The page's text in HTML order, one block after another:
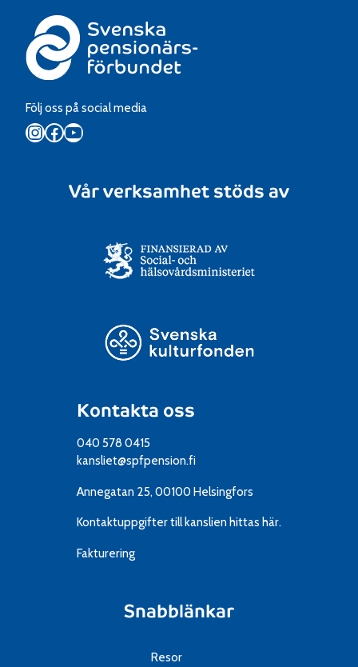
Följ oss på social media
Instagram
Facebook
YouTube
Kontakta oss
040 578 0415
kansliet@spfpension.fi
Annegatan 25, 00100 Helsingfors
Kontaktuppgifter till kanslien hittas här.
Fakturering
Snabblänkar
Resor
Vår verksamhet stöds av